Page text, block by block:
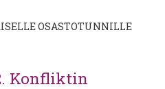
OSASTOTUNNILLE
Konfliktin